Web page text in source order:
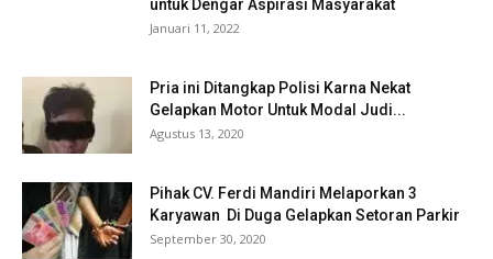
untuk Dengar Aspirasi Masyarakat
Januari 11, 2022
Pria ini Ditangkap Polisi Karna Nekat
Gelapkan Motor Untuk Modal Judi...
Agustus 13, 2020
Pihak CV. Ferdi Mandiri Melaporkan 3
Karyawan Di Duga Gelapkan Setoran Parkir
September 30, 2020